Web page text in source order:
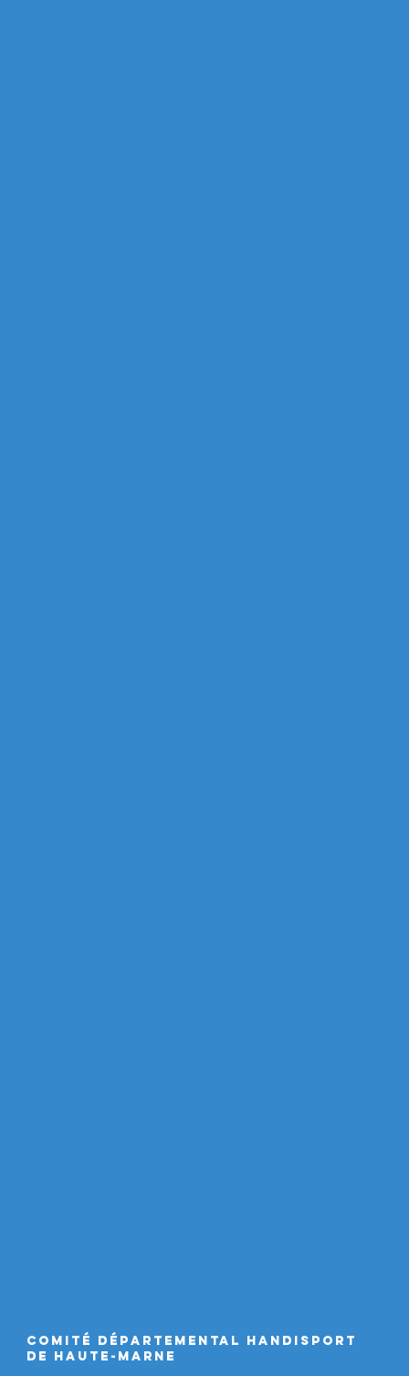
Comité Départemental Handisport
de Haute-Marne